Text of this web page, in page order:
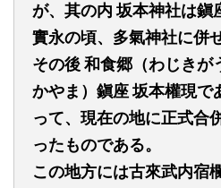
が、其の内 坂本神社は鎭
實永の頃、多氣神社に併
その後和食郷（わじきが
かやま）鎭座坂本權現で
って、現在の地に正式合
ったものである。
この地方には古來武内宿